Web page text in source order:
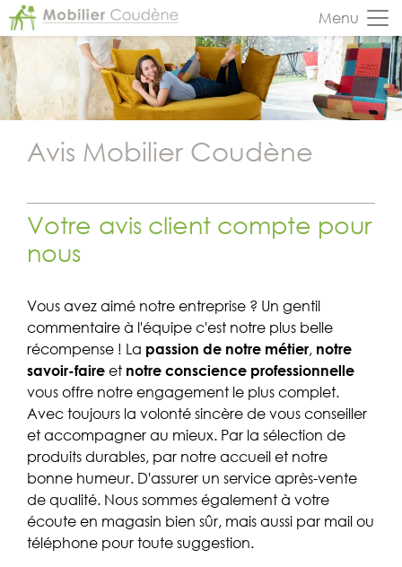
Menu
Avis Mobilier Coudène
Votre avis client compte pour
nous
Vous avez aimé notre entreprise ? Un gentil
commentaire à l'équipe c'est notre plus belle
récompense ! La passion de notre métier, notre
savoir-faire et notre conscience professionnelle
vous offre notre engagement le plus complet.
Avec toujours la volonté sincère de vous conseiller
et accompagner au mieux. Par la sélection de
produits durables, par notre accueil et notre
bonne humeur. D'assurer un service après-vente
de qualité. Nous sommes également à votre
écoute en magasin bien sûr, mais aussi par mail ou
téléphone pour toute suggestion.
Panneau de gestion des cookies